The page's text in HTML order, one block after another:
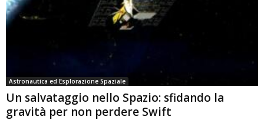
Astronautica ed Esplorazione Spaziale
Un salvataggio nello Spazio: sfidando la
gravità per non perdere Swift